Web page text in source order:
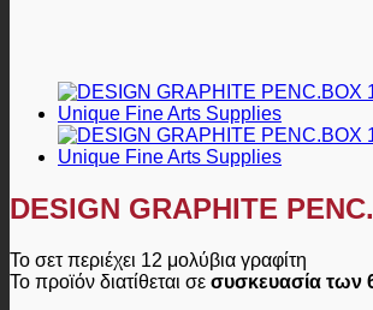
DESIGN GRAPHITE
Το σετ περιέχει 12 μολύβια γραφίτη
Το προϊόν διατίθεται σε συσκευασία των